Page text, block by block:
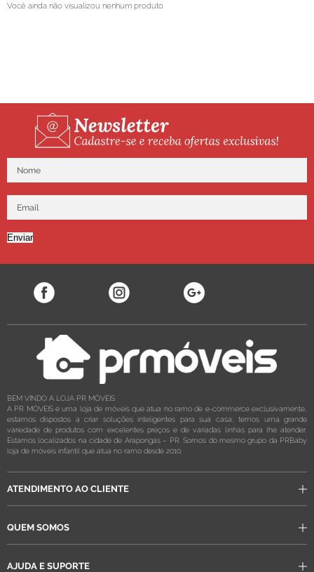
Você ainda não visualizou nenhum produto
Enviar
BEM VINDO A LOJA PR MÓVEIS
A PR MÓVEIS é uma loja de móveis que atua no ramo de e-commerce exclusivamente,
estamos dispostos a criar soluções inteligentes para sua casa, temos uma grande
variedade de produtos com excelentes preços e de variadas linhas para lhe atender.
Estamos localizados na cidade de Arapongas – PR. Somos do mesmo grupo da PRBaby
loja de móveis infantil que atua no ramo desde 2010.
ATENDIMENTO AO CLIENTE
QUEM SOMOS
AJUDA E SUPORTE